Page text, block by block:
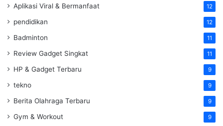
Aplikasi Viral & Bermanfaat 12
pendidikan 12
Badminton 11
Review Gadget Singkat 11
HP & Gadget Terbaru 9
tekno 9
Berita Olahraga Terbaru 9
Gym & Workout 9